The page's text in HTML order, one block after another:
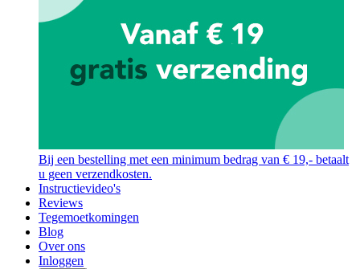
Bij een bestelling met een minimum bedrag van € 19,- betaalt
u geen verzendkosten.
Instructievideo's
Reviews
Tegemoetkomingen
Blog
Over ons
Inloggen